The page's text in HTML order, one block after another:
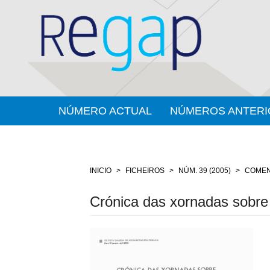
principal
NÚMERO ACTUAL NÚMEROS
INICIO FICHEIROS NÚM. 39 (2005)
Crónica das xornadas
Barra